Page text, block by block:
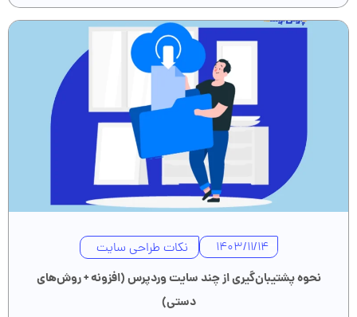
1403/11/14
نکات طراحی سایت
نحوه پشتیبان‌گیری از چند سایت وردپرس (افزونه + روش‌های
دستی)